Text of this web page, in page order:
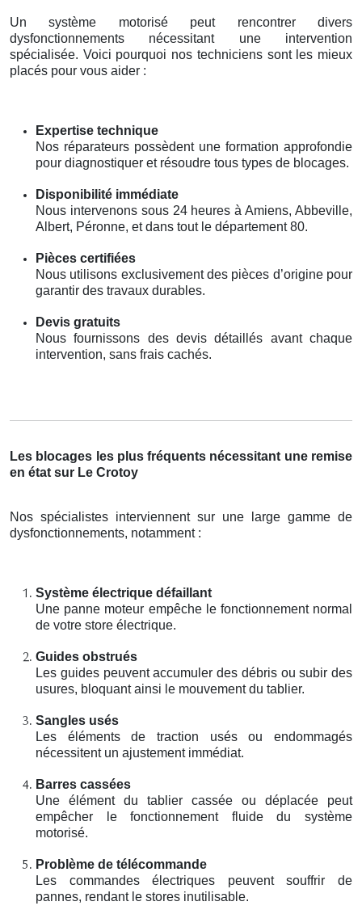
Un système motorisé peut rencontrer divers
dysfonctionnements nécessitant une intervention
spécialisée. Voici pourquoi nos techniciens sont les mieux
placés pour vous aider :
Expertise technique
Nos réparateurs possèdent une formation approfondie
pour diagnostiquer et résoudre tous types de blocages.
Disponibilité immédiate
Nous intervenons sous 24 heures à Amiens, Abbeville,
Albert, Péronne, et dans tout le département 80.
Pièces certifiées
Nous utilisons exclusivement des pièces d’origine pour
garantir des travaux durables.
Devis gratuits
Nous fournissons des devis détaillés avant chaque
intervention, sans frais cachés.
Les blocages les plus fréquents nécessitant une remise
en état sur Le Crotoy
Nos spécialistes interviennent sur une large gamme de
dysfonctionnements, notamment :
Système électrique défaillant
Une panne moteur empêche le fonctionnement normal
de votre store électrique.
Guides obstrués
Les guides peuvent accumuler des débris ou subir des
usures, bloquant ainsi le mouvement du tablier.
Sangles usés
Les éléments de traction usés ou endommagés
nécessitent un ajustement immédiat.
Barres cassées
Une élément du tablier cassée ou déplacée peut
empêcher le fonctionnement fluide du système
motorisé.
Problème de télécommande
Les commandes électriques peuvent souffrir de
pannes, rendant le stores inutilisable.